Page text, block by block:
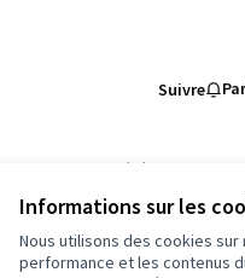
Informations sur les
Nous utilisons des cookies
performance et les contenus
Suivre
Référence :
Vérifiez